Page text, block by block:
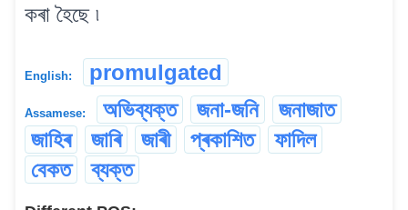
কৰা হৈছে ৷
English: promulgated
Assamese: অভিব্যক্ত জনা-জনি
জনাজাত
জাহিৰ
জাৰি জাৰী প্ৰকাশিত
ফাদিল
বেকত
ব্যক্ত